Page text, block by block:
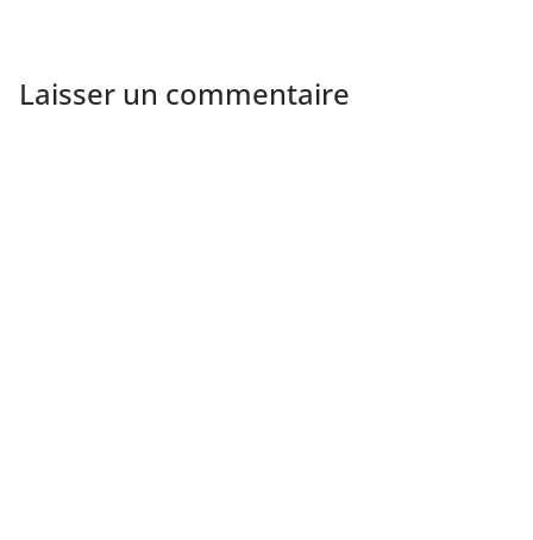
Laisser un commentaire